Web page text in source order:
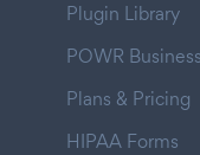
Plugin Library
POWR Business
Plans & Pricing
HIPAA Forms